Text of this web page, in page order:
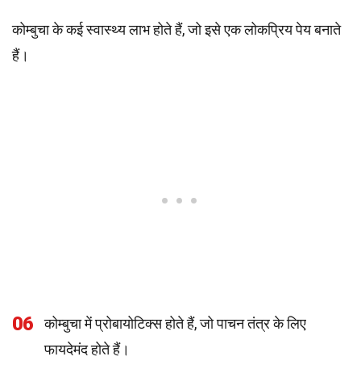
कोम्बुचा के कई स्वास्थ्य लाभ होते हैं, जो इसे एक लोकप्रिय पेय बनाते
हैं।
06
कोम्बुचा में प्रोबायोटिक्स होते हैं, जो पाचन तंत्र के लिए
फायदेमंद होते हैं।